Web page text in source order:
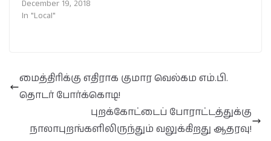
December 19, 2018
In "Local"
மைத்திரிக்கு எதிராக குமார வெல்கம எம்.பி.
தொடர் போர்க்கொடி!
புறக்கோட்டைப் போராட்டத்துக்கு
நாலாபுறங்களிலிருந்தும் வலுக்கிறது ஆதரவு!